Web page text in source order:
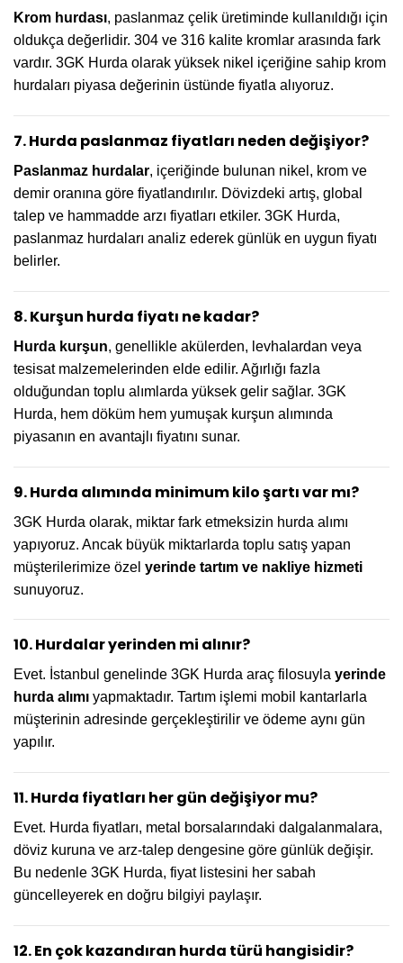
Krom hurdası, paslanmaz çelik üretiminde kullanıldığı için
oldukça değerlidir. 304 ve 316 kalite kromlar arasında fark
vardır. 3GK Hurda olarak yüksek nikel içeriğine sahip krom
hurdaları piyasa değerinin üstünde fiyatla alıyoruz.
7. Hurda paslanmaz fiyatları neden değişiyor?
Paslanmaz hurdalar, içeriğinde bulunan nikel, krom ve
demir oranına göre fiyatlandırılır. Dövizdeki artış, global
talep ve hammadde arzı fiyatları etkiler. 3GK Hurda,
paslanmaz hurdaları analiz ederek günlük en uygun fiyatı
belirler.
8. Kurşun hurda fiyatı ne kadar?
Hurda kurşun, genellikle akülerden, levhalardan veya
tesisat malzemelerinden elde edilir. Ağırlığı fazla
olduğundan toplu alımlarda yüksek gelir sağlar. 3GK
Hurda, hem döküm hem yumuşak kurşun alımında
piyasanın en avantajlı fiyatını sunar.
9. Hurda alımında minimum kilo şartı var mı?
3GK Hurda olarak, miktar fark etmeksizin hurda alımı
yapıyoruz. Ancak büyük miktarlarda toplu satış yapan
müşterilerimize özel yerinde tartım ve nakliye hizmeti
sunuyoruz.
10. Hurdalar yerinden mi alınır?
Evet. İstanbul genelinde 3GK Hurda araç filosuyla yerinde
hurda alımı yapmaktadır. Tartım işlemi mobil kantarlarla
müşterinin adresinde gerçekleştirilir ve ödeme aynı gün
yapılır.
11. Hurda fiyatları her gün değişiyor mu?
Evet. Hurda fiyatları, metal borsalarındaki dalgalanmalara,
döviz kuruna ve arz-talep dengesine göre günlük değişir.
Bu nedenle 3GK Hurda, fiyat listesini her sabah
güncelleyerek en doğru bilgiyi paylaşır.
12. En çok kazandıran hurda türü hangisidir?